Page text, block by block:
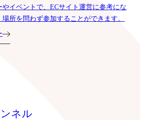
イベントで、ECサイト運営に参考にな
所を問わず参加することができます。
ネル